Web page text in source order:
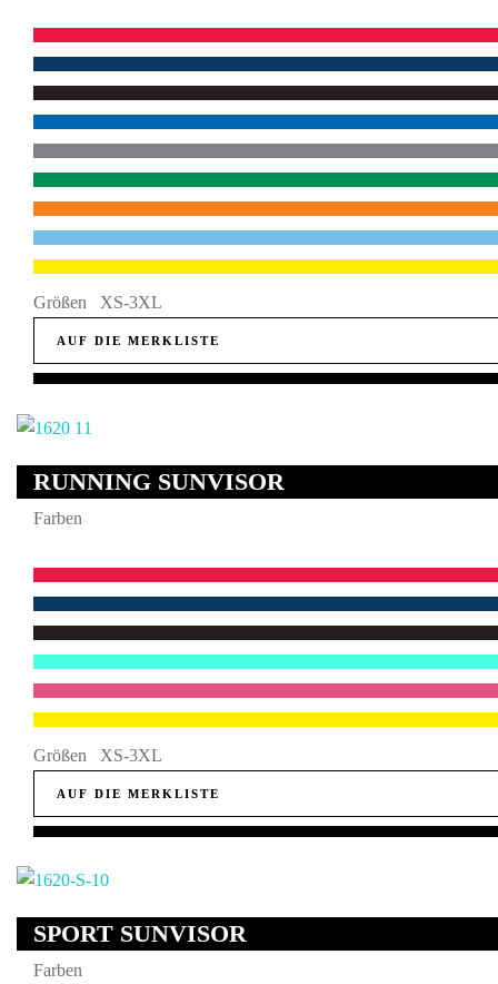
Größen XS-3XL
AUF DIE MERKLISTE
RUNNING SUNVISOR
Farben
Größen XS-3XL
AUF DIE MERKLISTE
SPORT SUNVISOR
Farben